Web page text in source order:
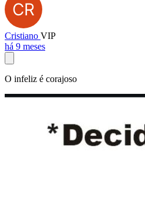
Cristiano VIP
há 9 meses
O infeliz é corajoso